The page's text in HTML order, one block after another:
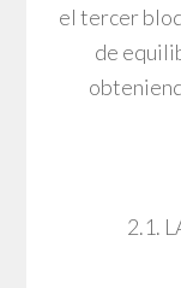
el tercer
de
2.1.